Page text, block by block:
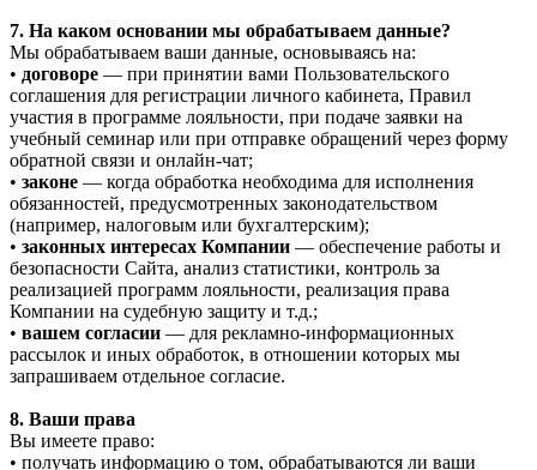
7. На каком основании мы обрабатываем данные?
Мы обрабатываем ваши данные, основываясь на:
• договоре — при принятии вами Пользовательского
соглашения для регистрации личного кабинета, Правил
участия в программе лояльности, при подаче заявки на
учебный семинар или при отправке обращений через форму
обратной связи и онлайн-чат;
• законе — когда обработка необходима для исполнения
обязанностей, предусмотренных законодательством
(например, налоговым или бухгалтерским);
• законных интересах Компании — обеспечение работы и
безопасности Сайта, анализ статистики, контроль за
реализацией программ лояльности, реализация права
Компании на судебную защиту и т.д.;
• вашем согласии — для рекламно-информационных
рассылок и иных обработок, в отношении которых мы
запрашиваем отдельное согласие.
8. Ваши права
Вы имеете право:
• получать информацию о том, обрабатываются ли ваши